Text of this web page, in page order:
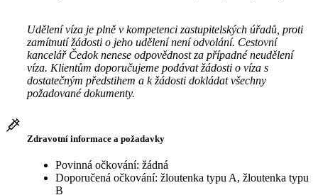
Udělení víza je plně v kompetenci zastupitelských úřadů, proti
zamítnutí žádosti o jeho udělení není odvolání. Cestovní
kancelář Čedok nenese odpovědnost za případné neudělení
víza. Klientům doporučujeme podávat žádosti o víza s
dostatečným předstihem a k žádosti dokládat všechny
požadované dokumenty.
Zdravotní informace a požadavky
Povinná očkování: žádná
Doporučená očkování: žloutenka typu A, žloutenka typu
B